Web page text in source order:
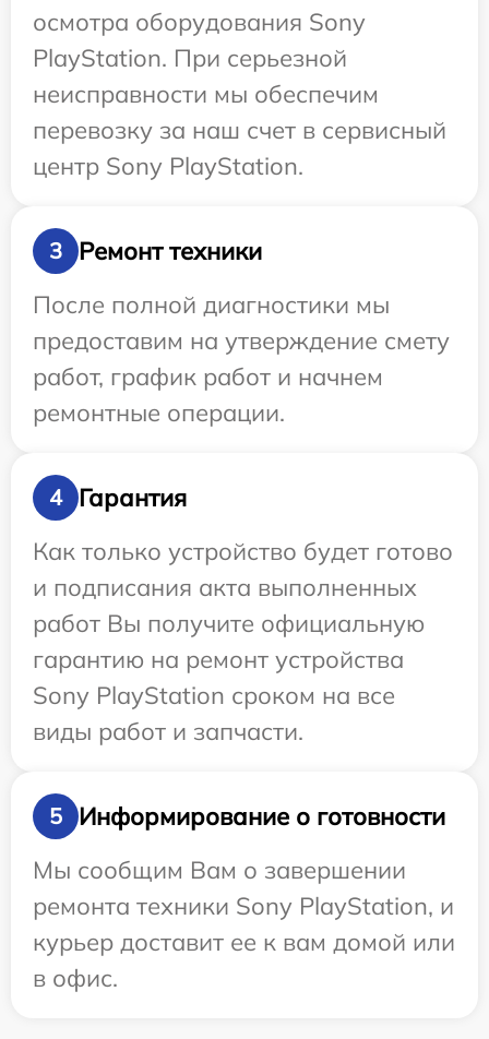
осмотра оборудования Sony
PlayStation. При серьезной
неисправности мы обеспечим
перевозку за наш счет в сервисный
центр Sony PlayStation.
3
Ремонт техники
После полной диагностики мы
предоставим на утверждение смету
работ, график работ и начнем
ремонтные операции.
4
Гарантия
Как только устройство будет готово
и подписания акта выполненных
работ Вы получите официальную
гарантию на ремонт устройства
Sony PlayStation сроком на все
виды работ и запчасти.
5
Информирование о готовности
Мы сообщим Вам о завершении
ремонта техники Sony PlayStation, и
курьер доставит ее к вам домой или
в офис.